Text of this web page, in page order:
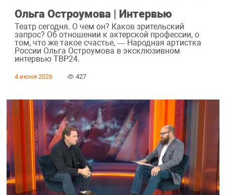
Ольга Остроумова | Интервью
Театр сегодня. О чем он? Каков зрительский
запрос? Об отношении к актерской профессии, о
том, что же такое счастье, — Народная артистка
России Ольга Остроумова в эксклюзивном
интервью ТВР24.
4 июня 2026 427